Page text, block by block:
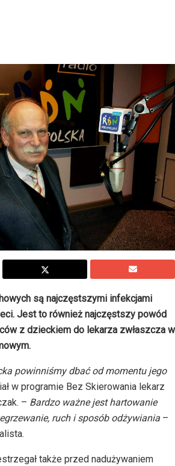
są najczęstszymi infekcjami
Jest to również najczęstszy powód
z dzieckiem do lekarza zwłaszcza w
powinniśmy dbać od momentu jego
w programie Bez Skierowania lekarz
– Bardzo ważne jest hartowanie
ruch i sposób odżywiania –
także przed nadużywaniem